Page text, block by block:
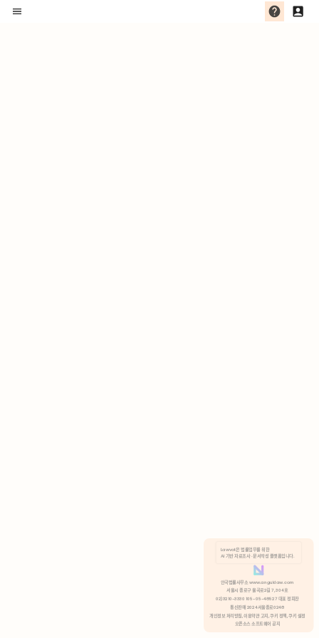
분석 쿠키 허용
Lawvot은 법률업무를 위한
AI 기반 자료조사 · 문서작성 플랫폼입니다.
안국법률사무소 www.anguklaw.com
서울시 종로구 율곡로2길 7, 304호
02)3210-3330 105-05-48527 대표 정희찬
통신판매 2024서울종로0248
개인정보 처리방침, 이용약관 고지, 쿠키 정책, 쿠키 설정
오픈소스 소프트웨어 공지